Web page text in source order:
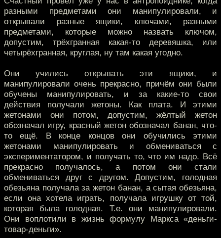
разными предметами они манипулировали, и
открывали разные ящики, ключами, разными
предметами, которые можно назвать ключом,
допустим, трёхгранная какая-то деревяшка, или
четырёхгранная, круглая, ну там какая угодно.
Они учились открывать эти ящики, и
манипулировали очень прекрасно, причём они были
обучены манипулировать, и за какие-то свои
действия получали жетоны. Как плата. И этими
жетонами они потом, допустим, жёлтый жетон
обозначал игру, красный жетон обозначал банан, что-
то ещё. В конце концов они обучились этими
жетонами манипулировать и обмениваться с
экспериментатором, и получать то, что им надо. Всё
прекрасно получалось, а потом они стали
обмениваться друг с другом. Допустим, голодная
обезьяна получала за жетон банан, а сытая обезьяна,
если она хотела играть, получала игрушку от той,
которая была голодная. Т.е. они манипулировали.
Они воплотили в жизнь формулу Маркса «деньги-
товар-деньги».